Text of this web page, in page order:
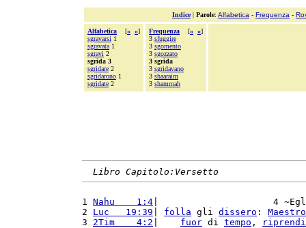
Indice| Parole: Alfabetica - Frequenza -
Alfabetica [« »]
sgravarsi 1
sgravata 1
sgravi 2
sgrida 3
sgridare 2
sgridarono 1
sgridate 2
Frequenza [« »]
3 sfuggire
3 sgomento
3 sgozzato
3 sgrida
3 sgridavano
3 shaaraim
3 shammah
Libro Capitolo:Versetto
1 Nahu    1:4 |                     4
2 Luc   19:39 folla gli dissero : Maestro
3 2Tim    4:2 fuor di tempo , riprendi